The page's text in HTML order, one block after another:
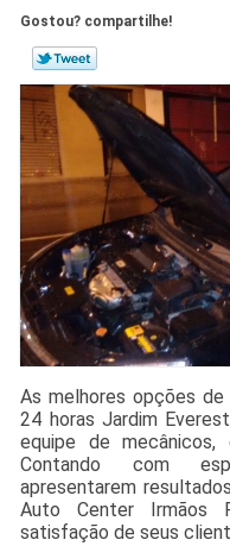
Gostou? compartilhe!
As melhores opções
24 horas Jardim
equipe de
Contando com
apresentarem
Auto Center Irmãos
satisfação de seus